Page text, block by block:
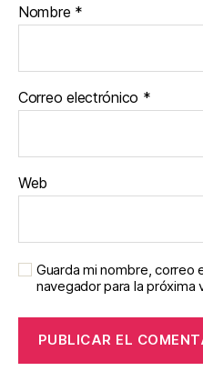
Nombre *
Correo electrónico *
Web
Guarda mi nombre,
navegador para la próxima